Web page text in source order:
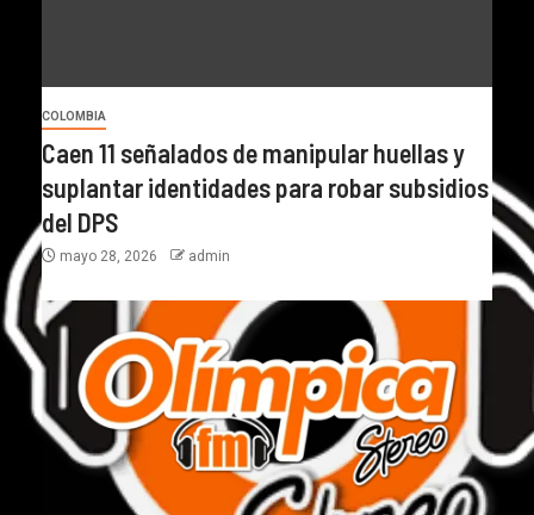
COLOMBIA
Caen 11 señalados de manipular huellas y
suplantar identidades para robar subsidios
del DPS
mayo 28, 2026 admin